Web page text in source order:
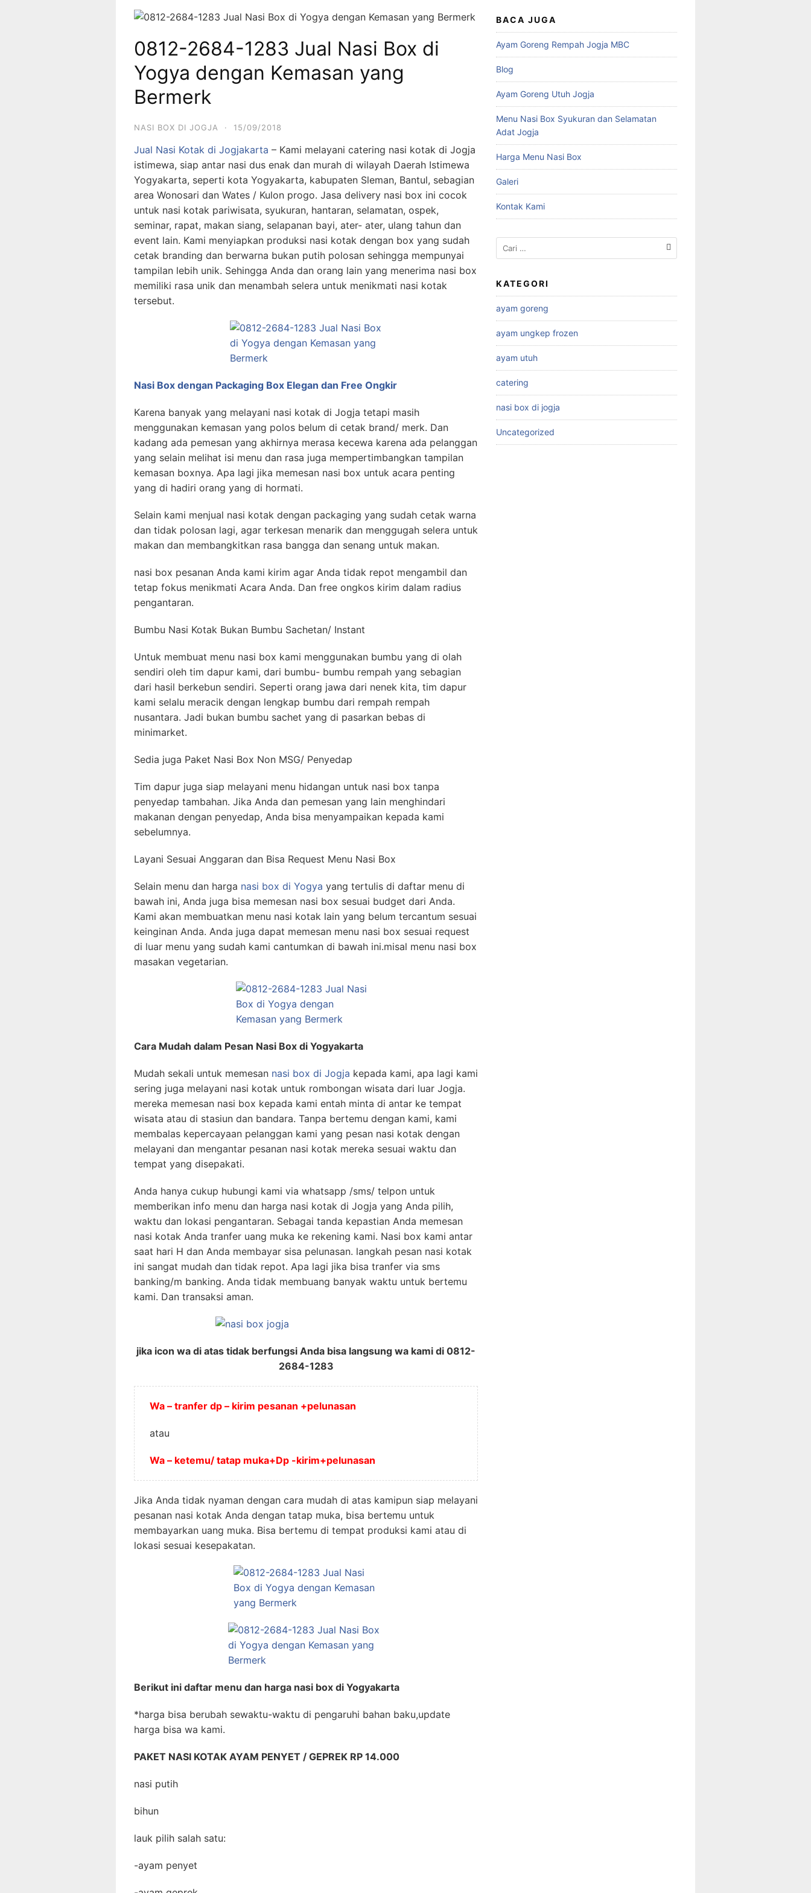
0812-2684-1283 Jual Nasi Box di
Yogya dengan Kemasan yang
Bermerk
NASI BOX DI JOGJA · 15/09/2018
Jual Nasi Kotak di Jogjakarta – Kami melayani catering nasi kotak di Jogja
istimewa, siap antar nasi dus enak dan murah di wilayah Daerah Istimewa
Yogyakarta, seperti kota Yogyakarta, kabupaten Sleman, Bantul, sebagian
area Wonosari dan Wates / Kulon progo. Jasa delivery nasi box ini cocok
untuk nasi kotak pariwisata, syukuran, hantaran, selamatan, ospek,
seminar, rapat, makan siang, selapanan bayi, ater- ater, ulang tahun dan
event lain. Kami menyiapkan produksi nasi kotak dengan box yang sudah
cetak branding dan berwarna bukan putih polosan sehingga mempunyai
tampilan lebih unik. Sehingga Anda dan orang lain yang menerima nasi box
memiliki rasa unik dan menambah selera untuk menikmati nasi kotak
tersebut.
Nasi Box dengan Packaging Box Elegan dan Free Ongkir
Karena banyak yang melayani nasi kotak di Jogja tetapi masih
menggunakan kemasan yang polos belum di cetak brand/ merk. Dan
kadang ada pemesan yang akhirnya merasa kecewa karena ada pelanggan
yang selain melihat isi menu dan rasa juga mempertimbangkan tampilan
kemasan boxnya. Apa lagi jika memesan nasi box untuk acara penting
yang di hadiri orang yang di hormati.
Selain kami menjual nasi kotak dengan packaging yang sudah cetak warna
dan tidak polosan lagi, agar terkesan menarik dan menggugah selera untuk
makan dan membangkitkan rasa bangga dan senang untuk makan.
nasi box pesanan Anda kami kirim agar Anda tidak repot mengambil dan
tetap fokus menikmati Acara Anda. Dan free ongkos kirim dalam radius
pengantaran.
Bumbu Nasi Kotak Bukan Bumbu Sachetan/ Instant
Untuk membuat menu nasi box kami menggunakan bumbu yang di olah
sendiri oleh tim dapur kami, dari bumbu- bumbu rempah yang sebagian
dari hasil berkebun sendiri. Seperti orang jawa dari nenek kita, tim dapur
kami selalu meracik dengan lengkap bumbu dari rempah rempah
nusantara. Jadi bukan bumbu sachet yang di pasarkan bebas di
minimarket.
Sedia juga Paket Nasi Box Non MSG/ Penyedap
Tim dapur juga siap melayani menu hidangan untuk nasi box tanpa
penyedap tambahan. Jika Anda dan pemesan yang lain menghindari
makanan dengan penyedap, Anda bisa menyampaikan kepada kami
sebelumnya.
Layani Sesuai Anggaran dan Bisa Request Menu Nasi Box
Selain menu dan harga nasi box di Yogya yang tertulis di daftar menu di
bawah ini, Anda juga bisa memesan nasi box sesuai budget dari Anda.
Kami akan membuatkan menu nasi kotak lain yang belum tercantum sesuai
keinginan Anda. Anda juga dapat memesan menu nasi box sesuai request
di luar menu yang sudah kami cantumkan di bawah ini.misal menu nasi box
masakan vegetarian.
Cara Mudah dalam Pesan Nasi Box di Yogyakarta
Mudah sekali untuk memesan nasi box di Jogja kepada kami, apa lagi kami
sering juga melayani nasi kotak untuk rombongan wisata dari luar Jogja.
mereka memesan nasi box kepada kami entah minta di antar ke tempat
wisata atau di stasiun dan bandara. Tanpa bertemu dengan kami, kami
membalas kepercayaan pelanggan kami yang pesan nasi kotak dengan
melayani dan mengantar pesanan nasi kotak mereka sesuai waktu dan
tempat yang disepakati.
Anda hanya cukup hubungi kami via whatsapp /sms/ telpon untuk
memberikan info menu dan harga nasi kotak di Jogja yang Anda pilih,
waktu dan lokasi pengantaran. Sebagai tanda kepastian Anda memesan
nasi kotak Anda tranfer uang muka ke rekening kami. Nasi box kami antar
saat hari H dan Anda membayar sisa pelunasan. langkah pesan nasi kotak
ini sangat mudah dan tidak repot. Apa lagi jika bisa tranfer via sms
banking/m banking. Anda tidak membuang banyak waktu untuk bertemu
kami. Dan transaksi aman.
jika icon wa di atas tidak berfungsi Anda bisa langsung wa kami di 0812-
2684-1283
Wa – tranfer dp – kirim pesanan +pelunasan
atau
Wa – ketemu/ tatap muka+Dp -kirim+pelunasan
Jika Anda tidak nyaman dengan cara mudah di atas kamipun siap melayani
pesanan nasi kotak Anda dengan tatap muka, bisa bertemu untuk
membayarkan uang muka. Bisa bertemu di tempat produksi kami atau di
lokasi sesuai kesepakatan.
Berikut ini daftar menu dan harga nasi box di Yogyakarta
*harga bisa berubah sewaktu-waktu di pengaruhi bahan baku,update
harga bisa wa kami.
PAKET NASI KOTAK AYAM PENYET / GEPREK RP 14.000
nasi putih
bihun
lauk pilih salah satu:
-ayam penyet
BACA JUGA
Ayam Goreng Rempah Jogja MBC
Blog
Ayam Goreng Utuh Jogja
Menu Nasi Box Syukuran dan Selamatan
Adat Jogja
Harga Menu Nasi Box
Galeri
Kontak Kami
Cari
untuk:
KATEGORI
ayam goreng
ayam ungkep frozen
ayam utuh
catering
nasi box di jogja
Uncategorized